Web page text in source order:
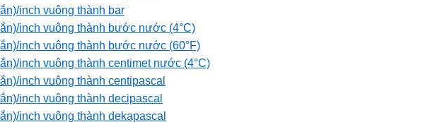
inch vuông thành bar
inch vuông thành bước nước (4°C)
inch vuông thành bước nước (60°F)
inch vuông thành centimet nước (4°C)
inch vuông thành centipascal
inch vuông thành decipascal
inch vuông thành dekapascal